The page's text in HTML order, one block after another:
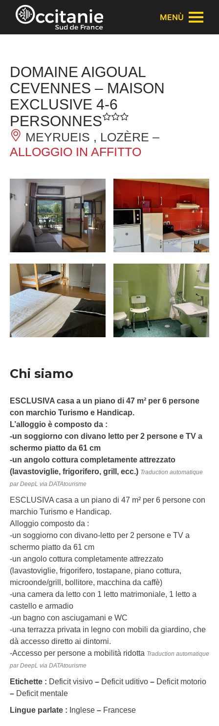
Pannello di gestione dei cookies
MENÙ
DOMAINE AIGOUAL
CEVENNES – MAISON
EXCLUSIVE 4-6
PERSONNES
MEYRUEIS , LOZÈRE –
ALLOGGIO IN AFFITTO
Chi siamo
ESCLUSIVA casa a un piano di 47 m² per 6 persone
con marchio Turismo e Handicap.
L’alloggio è composto da :
-un soggiorno con divano letto per 2 persone e TV a
schermo piatto da 61 cm
-un angolo cottura completamente attrezzato
(lavastoviglie, frigorifero, grill, ecc.) Traduction automatique
par DeepL via DATAtourisme
ESCLUSIVA casa a un piano di 47 m² per 6 persone con
marchio Turismo e Handicap.
Alloggio composto da :
-un soggiorno con divano-letto per 2 persone e TV a
schermo piatto da 61 cm
-un angolo cottura completamente attrezzato
(lavastoviglie, frigorifero, tostapane, piano cottura,
microonde/grill, bollitore, macchina da caffè)
-una camera da letto con 1 letto matrimoniale, 1 letto a
castello e armadio
-un bagno con asciugamani e WC
-una terrazza privata in legno con mobili da giardino, che
dà accesso diretto ai dintorni.
-Accesso per persone a mobilità ridotta Traduction automatique
par DeepL via DATAtourisme
Etichette : Deficit visivo – Deficit uditivo – Deficit motorio
– Deficit mentale
Lingue parlate : Inglese – Francese